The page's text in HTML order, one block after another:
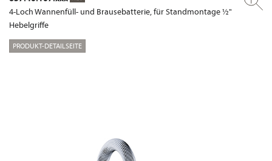
4-Loch Wannenfüll- und Brausebatterie, für Standmontage ½"
Hebelgriffe
PRODUKT-DETAILSEITE